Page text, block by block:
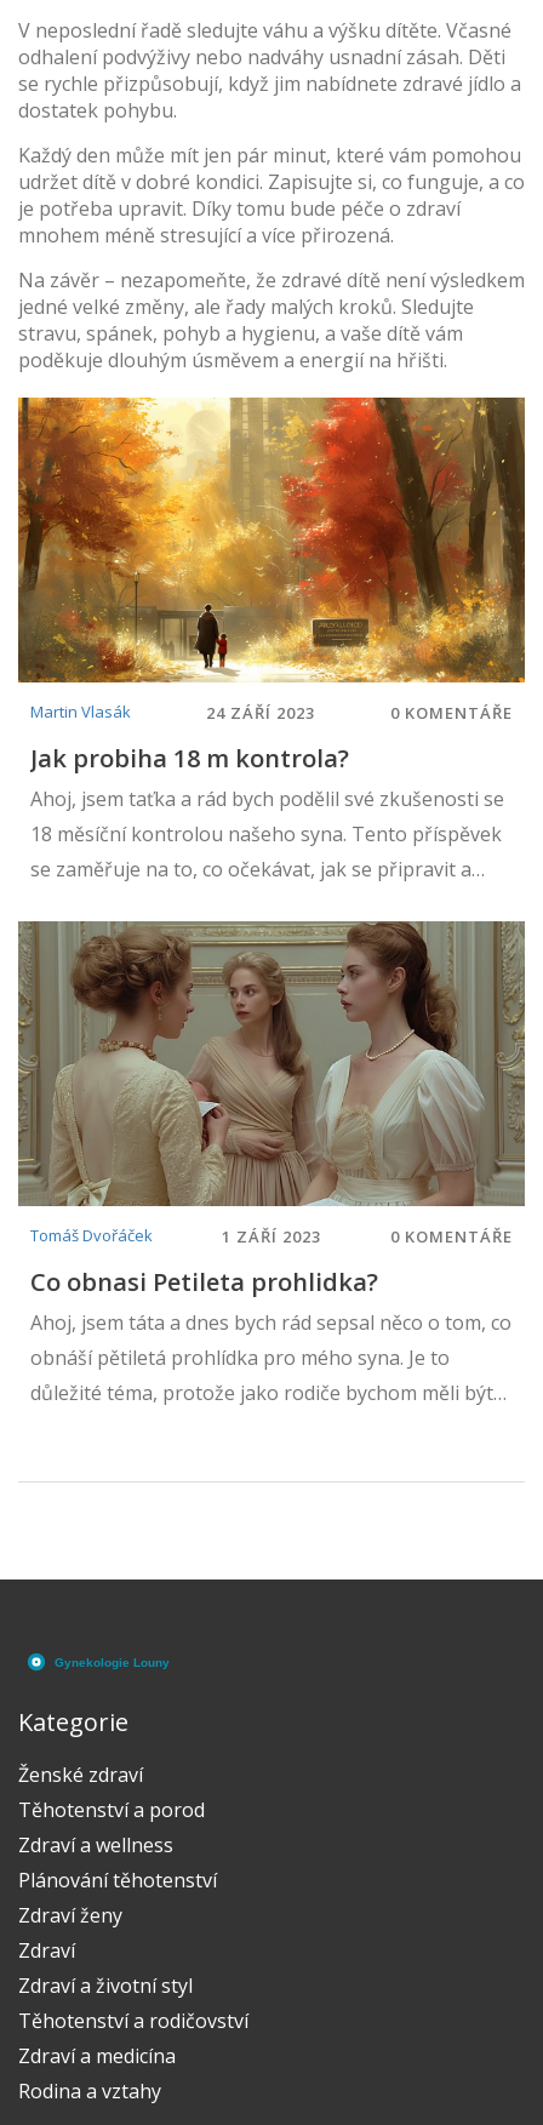
V neposlední řadě sledujte váhu a výšku dítěte. Včasné
odhalení podvýživy nebo nadváhy usnadní zásah. Děti
se rychle přizpůsobují, když jim nabídnete zdravé jídlo a
dostatek pohybu.
Každý den může mít jen pár minut, které vám pomohou
udržet dítě v dobré kondici. Zapisujte si, co funguje, a co
je potřeba upravit. Díky tomu bude péče o zdraví
mnohem méně stresující a více přirozená.
Na závěr – nezapomeňte, že zdravé dítě není výsledkem
jedné velké změny, ale řady malých kroků. Sledujte
stravu, spánek, pohyb a hygienu, a vaše dítě vám
poděkuje dlouhým úsměvem a energií na hřišti.
Martin Vlasák 24 ZÁŘÍ 2023 0 KOMENTÁŘE
Jak probiha 18 m kontrola?
Ahoj, jsem taťka a rád bych podělil své zkušenosti se
18 měsíční kontrolou našeho syna. Tento příspěvek
se zaměřuje na to, co očekávat, jak se připravit a
dosáhnout. ZDE sdílím naše zkušenosti i s
pediatrickým vyšetřením našeho maličkého
dobrodruha. Doufám, že můj příspěvek pomůže
ostatním rodičům s tím, co očekávat a jak se
orientovat v péči o zdraví a vývoj jejich dětí.
Tomáš Dvořáček 1 ZÁŘÍ 2023 0 KOMENTÁŘE
Co obnasi Petileta prohlidka?
Ahoj, jsem táta a dnes bych rád sepsal něco o tom, co
obnáší pětiletá prohlídka pro mého syna. Je to
důležité téma, protože jako rodiče bychom měli být
Kategorie
Ženské zdraví
Těhotenství a porod
Zdraví a wellness
Plánování těhotenství
Zdraví ženy
Zdraví
Zdraví a životní styl
Těhotenství a rodičovství
Zdraví a medicína
Rodina a vztahy